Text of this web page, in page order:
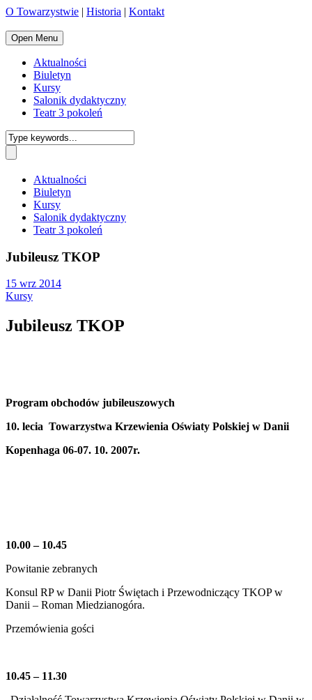
O Towarzystwie | Historia | Kontakt
Open Menu
Aktualności
Biuletyn
Kursy
Salonik dydaktyczny
Teatr 3 pokoleń
Aktualności
Biuletyn
Kursy
Salonik dydaktyczny
Teatr 3 pokoleń
Jubileusz TKOP
15 wrz 2014
Kursy
Jubileusz TKOP
Program obchodów jubileuszowych
10. lecia Towarzystwa Krzewienia Oświaty Polskiej w Danii
Kopenhaga 06-07. 10. 2007r.
10.00 – 10.45
Powitanie zebranych
Konsul RP w Danii Piotr Świętach i Przewodniczący TKOP w
Danii – Roman Miedzianogóra.
Przemówienia gości
10.45 – 11.30